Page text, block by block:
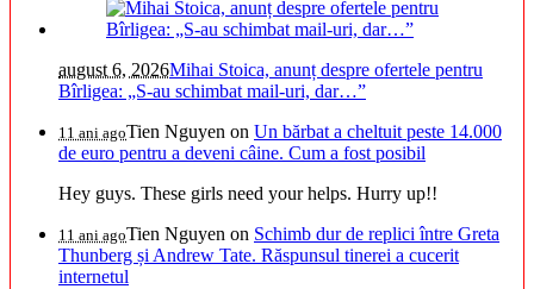
august 6, 2026Mihai Stoica, anunț despre ofertele pentru
Bîrligea: „S-au schimbat mail-uri, dar…”
11 ani agoTien Nguyen on Un bărbat a cheltuit peste 14.000
de euro pentru a deveni câine. Cum a fost posibil
Hey guys. These girls need your helps. Hurry up!!
11 ani agoTien Nguyen on Schimb dur de replici între Greta
Thunberg și Andrew Tate. Răspunsul tinerei a cucerit
internetul